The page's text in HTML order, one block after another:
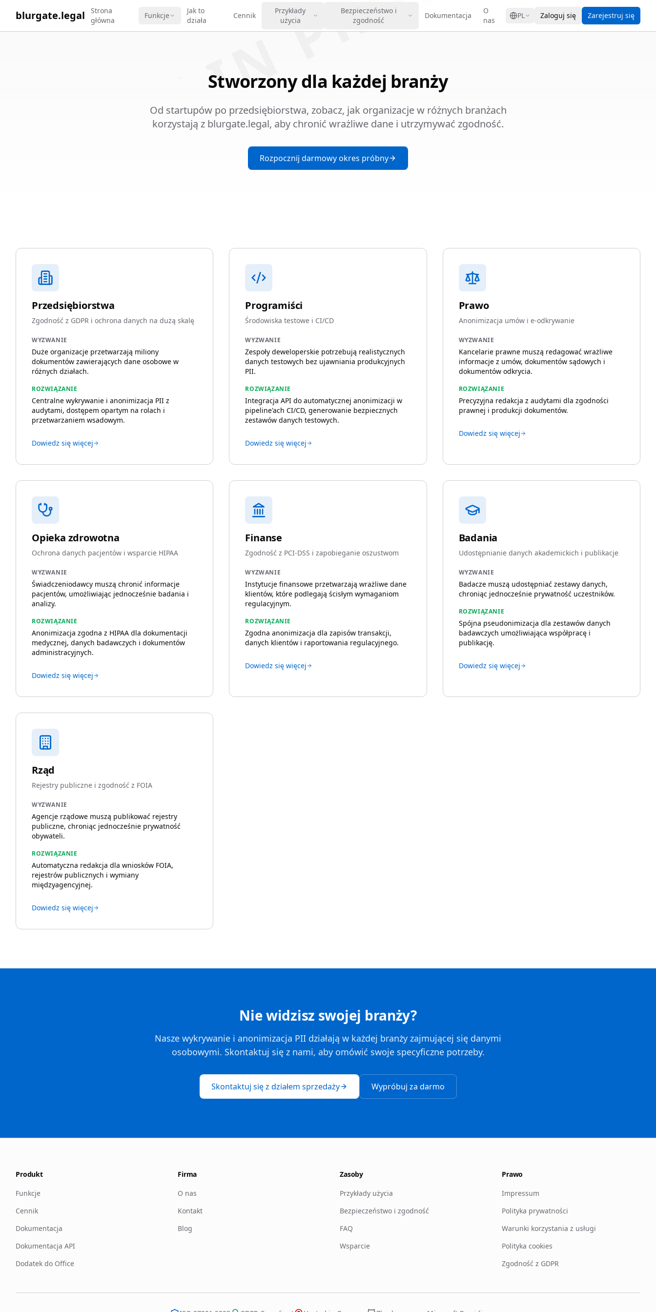
blurgate.legal
Strona
główna
Funkcje
Jak to
działa
Cennik
Przykłady
użycia
Bezpieczeństwo i
zgodność
Dokumentacja
O
nas
PL Zaloguj się Zarejestruj się
Stworzony dla każdej branży
Od startupów po przedsiębiorstwa, zobacz, jak organizacje w różnych branżach
korzystają z blurgate.legal, aby chronić wrażliwe dane i utrzymywać zgodność.
Rozpocznij darmowy okres próbny
Przedsiębiorstwa
Zgodność z GDPR i ochrona danych na dużą skalę
WYZWANIE
Duże organizacje przetwarzają miliony
dokumentów zawierających dane osobowe w
różnych działach.
ROZWIĄZANIE
Centralne wykrywanie i anonimizacja PII z
audytami, dostępem opartym na rolach i
przetwarzaniem wsadowym.
Dowiedz się więcej
Programiści
Środowiska testowe i CI/CD
WYZWANIE
Zespoły deweloperskie potrzebują realistycznych
danych testowych bez ujawniania produkcyjnych
PII.
ROZWIĄZANIE
Integracja API do automatycznej anonimizacji w
pipeline'ach CI/CD, generowanie bezpiecznych
zestawów danych testowych.
Dowiedz się więcej
Prawo
Anonimizacja umów i e-odkrywanie
WYZWANIE
Kancelarie prawne muszą redagować wrażliwe
informacje z umów, dokumentów sądowych i
dokumentów odkrycia.
ROZWIĄZANIE
Precyzyjna redakcja z audytami dla zgodności
prawnej i produkcji dokumentów.
Dowiedz się więcej
Opieka zdrowotna
Ochrona danych pacjentów i wsparcie HIPAA
WYZWANIE
Świadczeniodawcy muszą chronić informacje
pacjentów, umożliwiając jednocześnie badania i
analizy.
ROZWIĄZANIE
Anonimizacja zgodna z HIPAA dla dokumentacji
medycznej, danych badawczych i dokumentów
administracyjnych.
Dowiedz się więcej
Finanse
Zgodność z PCI-DSS i zapobieganie oszustwom
WYZWANIE
Instytucje finansowe przetwarzają wrażliwe dane
klientów, które podlegają ścisłym wymaganiom
regulacyjnym.
ROZWIĄZANIE
Zgodna anonimizacja dla zapisów transakcji,
danych klientów i raportowania regulacyjnego.
Dowiedz się więcej
Badania
Udostępnianie danych akademickich i publikacje
WYZWANIE
Badacze muszą udostępniać zestawy danych,
chroniąc jednocześnie prywatność uczestników.
ROZWIĄZANIE
Spójna pseudonimizacja dla zestawów danych
badawczych umożliwiająca współpracę i
publikację.
Dowiedz się więcej
Rząd
Rejestry publiczne i zgodność z FOIA
WYZWANIE
Agencje rządowe muszą publikować rejestry
publiczne, chroniąc jednocześnie prywatność
obywateli.
ROZWIĄZANIE
Automatyczna redakcja dla wniosków FOIA,
rejestrów publicznych i wymiany
międzyagencyjnej.
Dowiedz się więcej
Nie widzisz swojej branży?
Nasze wykrywanie i anonimizacja PII działają w każdej branży zajmującej się danymi
osobowymi. Skontaktuj się z nami, aby omówić swoje specyficzne potrzeby.
Skontaktuj się z działem sprzedaży Wypróbuj za darmo
Produkt
Funkcje
Cennik
Dokumentacja
Dokumentacja API
Dodatek do Office
Firma
O nas
Kontakt
Blog
Zasoby
Przykłady użycia
Bezpieczeństwo i zgodność
FAQ
Wsparcie
Prawo
Impressum
Polityka prywatności
Warunki korzystania z usługi
Polityka cookies
Zgodność z GDPR